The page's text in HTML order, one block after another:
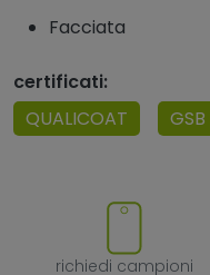
Facciata
certificati:
QUALICOAT
GSB
richiedi
richiedi campioni